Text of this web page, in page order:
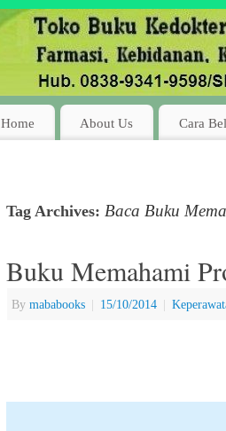
Home About Us Cara
Tag Archives: Baca Buku
Buku Memahami
By mababooks | 15/10/2014 |